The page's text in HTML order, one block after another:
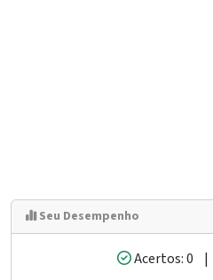
Seu Desempenho
Acertos: 0 |